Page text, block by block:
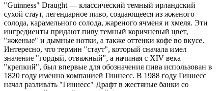
"Guinness" Draught — классический темный ирландский
сухой стаут, легендарное пиво, создающееся из жженого
солода, карамельного солода, жареного ячменя и хмеля. Эти
ингредиенты придают пиву темный коричневый цвет,
"жженые" и дымные нотки, а также оттенки кофе во вкусе.
Интересно, что термин "стаут", который сначала имел
значение "гордый, отважный", а начиная с XIV века —
"крепкий", был впервые для обозначения пива использован в
1820 году именно компанией Гиннесс. В 1988 году Гиннесс
начал разливать "Гиннесс" Драфт в жестяные банки со